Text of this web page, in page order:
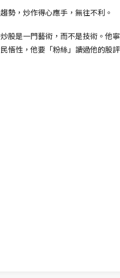
勢，炒作得心應手，無往不利。
股是一門藝術，而不是技術。他
悟性，他要「粉絲」讀過他的股